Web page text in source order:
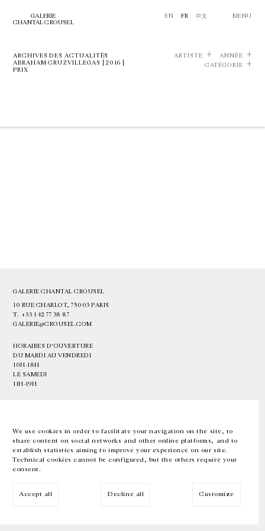
We use cookies in order to facilitate your navigation on the site, to
share content on social networks and other online platforms, and to
establish statistics aiming to improve your experience on our site.
Technical cookies cannot be configured, but the others require your
consent.
Accept all Decline all Customize
GALERIE
CHANTAL CROUSEL
EN FR 中文 MENU
ARCHIVES DES ACTUALITÉS
ABRAHAM CRUZVILLEGAS | 2016 |
PRIX
ARTISTE
ANNÉE
CATÉGORIE
GALERIE CHANTAL CROUSEL
10 RUE CHARLOT, 75003 PARIS
T. +33 1 42 77 38 87
GALERIE@CROUSEL.COM
HORAIRES D'OUVERTURE
DU MARDI AU VENDREDI
10H-18H
LE SAMEDI
11H-19H
EN FR 中文 Facebook Instagram
Inscrivez-vous à notre newsletter